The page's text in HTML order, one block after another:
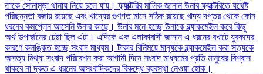
তাকে সোনামুড়া থানায় নিয়ে চলে যায়। ফ্যাক্টরির মালিক জানান উনার ফ্যাক্টরিতে যথেষ্ট
পরিছন্নতা বজায় রয়েছে এবং খাদ্যের গুণগত মানে সঠিক রয়েছে খাদ্য দপ্তর থেকে কোন
ধরনের কমপ্লেন আসেনি উনার কাছে। উনার মনে হচ্ছে উনাকে ব্ল্যাকমেইল করে কিছু
অর্থ উপার্জনের চেষ্টা ছিল এটা। এদিকে এক এলাকাবাসী জানান এ ধরনের বখাটে যুবকদের
কারণে কলঙ্কিত হচ্ছে সংবাদ মাধ্যম। টাকার বিনিময়ে মানুষকে ব্ল্যাকমেইল করা সত্যকে
অসত্য মিথ্যা সংবাদ পরিবেশন করা আগামী দিনে সংবাদ মাধ্যমের প্রতি মানুষের বিশ্বাস
থাকবে না দ্রুত এ ধরনের অসংবাদিকদের বিরুদ্ধে ব্যবস্থা নেওয়া হোক।